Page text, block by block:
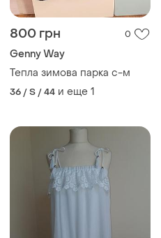
800 грн 0
Genny Way
Тепла зимова парка с-м
36 / S / 44 и еще 1